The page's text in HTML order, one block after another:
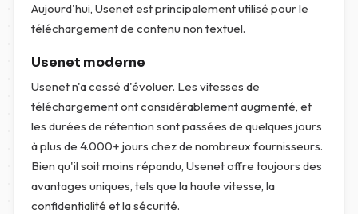
Aujourd'hui, Usenet est principalement utilisé pour le
téléchargement de contenu non textuel.
Usenet moderne
Usenet n'a cessé d'évoluer. Les vitesses de
téléchargement ont considérablement augmenté, et
les durées de rétention sont passées de quelques jours
à plus de 4.000+ jours chez de nombreux fournisseurs.
Bien qu'il soit moins répandu, Usenet offre toujours des
avantages uniques, tels que la haute vitesse, la
confidentialité et la sécurité.